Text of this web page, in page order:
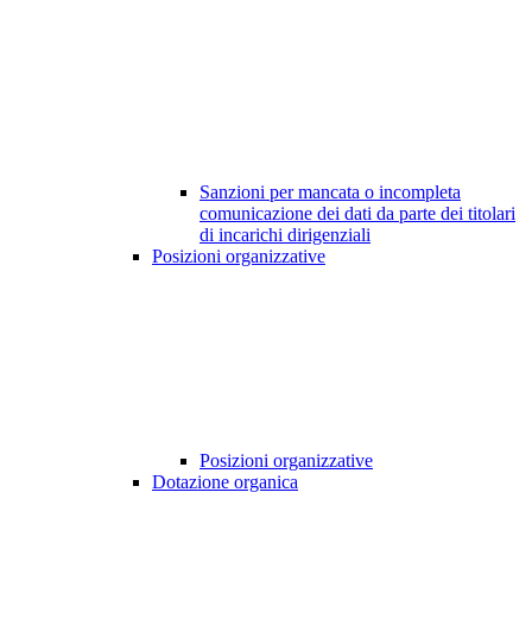
Sanzioni per mancata o incompleta
comunicazione dei dati da parte dei titolari
di incarichi dirigenziali
Posizioni organizzative
Posizioni organizzative
Dotazione organica